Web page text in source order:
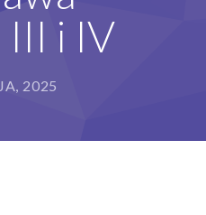
i IV
2025